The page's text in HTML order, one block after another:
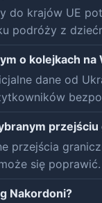
do krajów UE
podróży z
o kolejkach na
dane od
przejścia
się poprawić.
Nakordoni?